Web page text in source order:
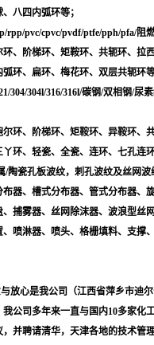
八四内弧环等；
rpp/pvc/cpvc/pvdf/ptfe/pph/pfa/阻
、阶梯环、矩鞍环、共轭环、拉
环、扁环、梅花环、双层共轭环等
304/304l/316/316l/碳钢/双相钢/尿
尔环、阶梯环、矩鞍环、异鞍环、
环、轻瓷、全瓷、连环、七孔连环
/陶瓷孔板波纹，刺孔波纹及丝网波
器、槽式分布器、管式分布器、旋
捕雾器、丝网除沫器、波浪型丝
喷淋器、喷头、格栅填料、支撑、
心是我公司（江西省萍乡市迪尔
公司多年来一直与国内10多家化
并聘请清华，天津各地的技术管